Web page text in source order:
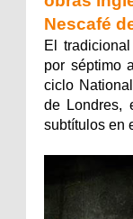
Nescafé
El
por séptimo
ciclo
de Londres,
subtítulos en